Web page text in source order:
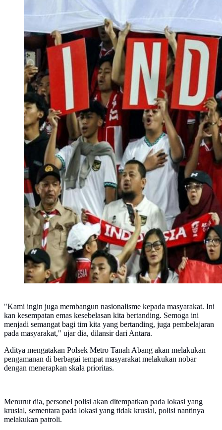
"Kami ingin juga membangun nasionalisme kepada masyarakat. Ini
kan kesempatan emas kesebelasan kita bertanding. Semoga ini
menjadi semangat bagi tim kita yang bertanding, juga pembelajaran
pada masyarakat," ujar dia, dilansir dari Antara.
Aditya mengatakan Polsek Metro Tanah Abang akan melakukan
pengamanan di berbagai tempat masyarakat melakukan nobar
dengan menerapkan skala prioritas.
Menurut dia, personel polisi akan ditempatkan pada lokasi yang
krusial, sementara pada lokasi yang tidak krusial, polisi nantinya
melakukan patroli.